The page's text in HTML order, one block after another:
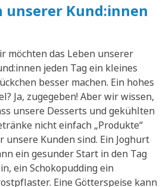
unserer Kund:innen
möchten das Leben unserer
jeden Tag ein kleines
besser machen. Ein hohes
Ja, zugegeben! Aber wir wissen,
unsere Desserts und gekühlten
nicht einfach „Produkte“
unsere Kunden sind. Ein Joghurt
ein gesunder Start in den Tag
ein Schokopudding ein
Eine Götterspeise kann